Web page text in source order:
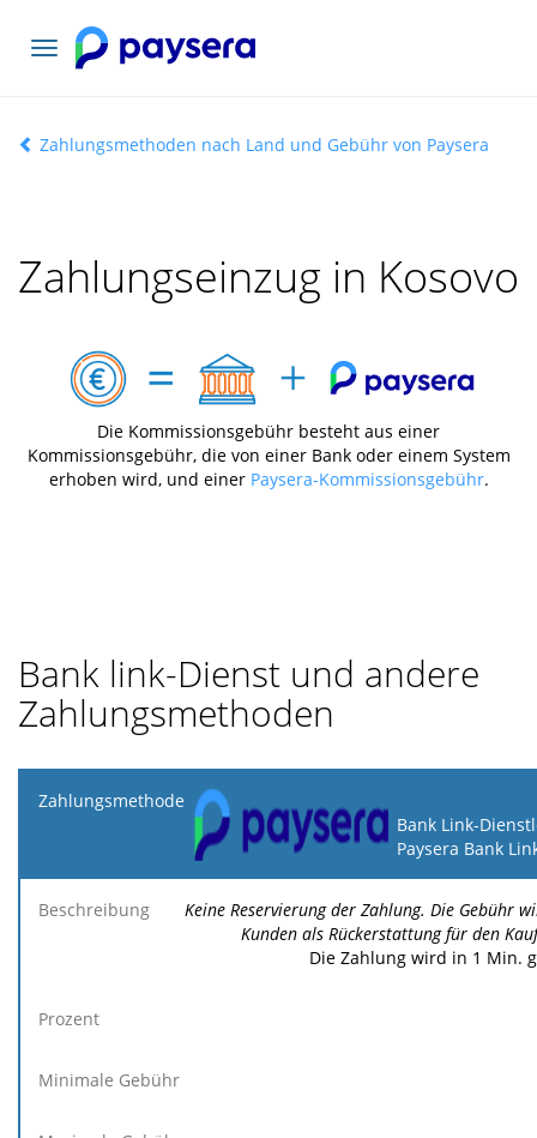
Toggle
navigation
Zahlungsmethoden nach Land und Gebühr von Paysera
Zahlungseinzug in Kosovo
Die Kommissionsgebühr besteht aus einer
Kommissionsgebühr, die von einer Bank oder einem System
erhoben wird, und einer Paysera-Kommissionsgebühr.
Bank link-Dienst und andere
Zahlungsmethoden
Zahlungsmethode
Minimale
Gebühr
Maximale
Gebühr
Bank Link-
Paysera Bank
Keine Reservierung der Zahlung. Die Gebühr
Kunden als Rückerstattung für den
Die Zahlung wird in 1 Min.